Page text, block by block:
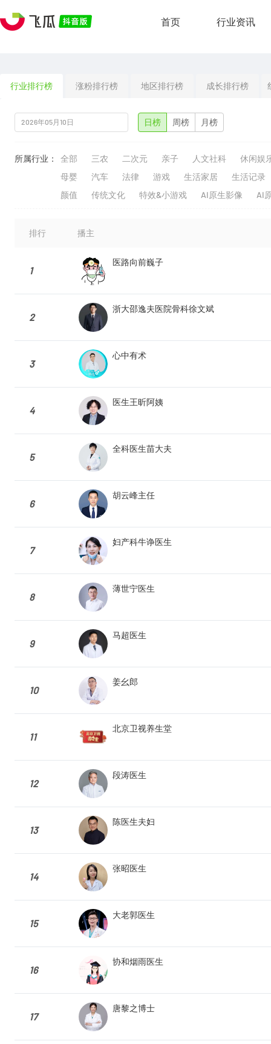
首页 行业资讯
行业排行榜 涨粉排行榜 地区排行榜 成长排行榜
日榜 周榜 月榜
所属行业： 全部 三农 二次元 亲子 人文社科
休闲娱
母婴
汽车 法律 游戏 生活家居
生活记录
颜值
传统文化 特效&小游戏 AI原生影像 AI
排行 播主
1
医路向前巍子
2
浙大邵逸夫医院骨科徐文斌
3
心中有术
4
医生王昕阿姨
5
全科医生苗大夫
6
胡云峰主任
7
妇产科牛诤医生
8
薄世宁医生
9
马超医生
10
姜幺郎
11
北京卫视养生堂
12
段涛医生
13
陈医生夫妇
14
张昭医生
15
大老郭医生
16
协和烟雨医生
17
唐黎之博士